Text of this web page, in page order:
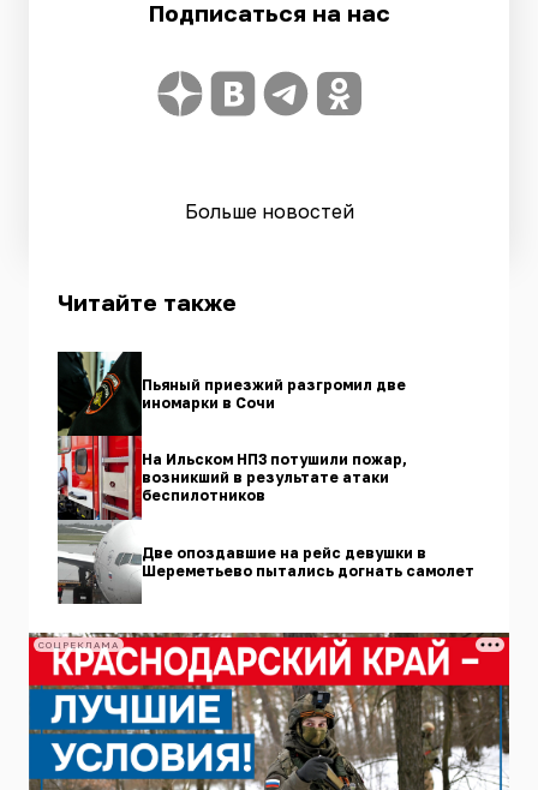
Подписаться на нас
Больше новостей
Читайте также
Пьяный приезжий разгромил две
иномарки в Сочи
На Ильском НПЗ потушили пожар,
возникший в результате атаки
беспилотников
Две опоздавшие на рейс девушки в
Шереметьево пытались догнать самолет
СОЦРЕКЛАМА